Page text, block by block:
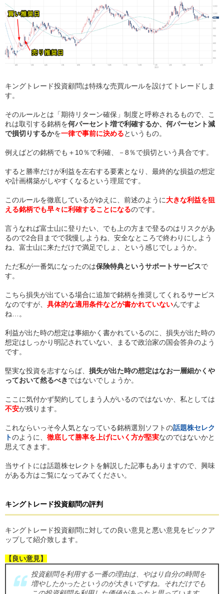
キングトレード投資顧問は特殊な売買ルールを設けてトレードしま
す。
そのルールとは「期待リターン確保」制度と呼称されるもので、こ
れは取引する銘柄を何パーセント増で利確するか、何パーセント減
で損切りするかを一律で事前に決めるというもの。
例えばどの銘柄でも＋10％で利確、－8％で損切という具合です。
すると勝率だけが利益を左右する要素となり、最終的な損益の想定
や計画構築がしやすくなるという理屈です。
このルールを徹底しているがゆえに、前述のように大きな利益を狙
える銘柄でも早々に利確することになるのです。
言うなれば富士山に登りたい、でも上の方まで登るのはリスクがあ
るので2合目までで我慢しようね、安全なところで終わりにしよう
ね、富士山に来ただけで満足でしょ、という感じでしょうか。
ただ私が一番気になったのは保険特典というサポートサービスで
す。
こちら損失が出ている場合に追加で銘柄を推奨してくれるサービス
なのですが、 具体的な適用条件などが書かれていないんですよ
ね…。
利益が出た時の想定は事細かく書かれているのに、損失が出た時の
想定はしっかり明記されていない、まるで政治家の国会答弁のよう
です。
堅実な投資を志すならば、 損失が出た時の想定はなお一層細かくや
っておいて然るべきではないでしょうか。
ここに気付かず契約してしまう人がいるのではないか、私としては
不安が残ります。
これならいっそ今人気となっている銘柄選別ソフトの話題株セレク
トのように、 徹底して勝率を上げにいく方が堅実なのではないかと
思えてきます。
当サイトには話題株セレクトを解説した記事もありますので、興味
がある方はご覧になってみてください。
キングトレード投資顧問の評判
キングトレード投資顧問に対しての良い意見と悪い意見をピックア
ップして紹介致します。
【良い意見】
投資顧問を利用する一番の理由は、やはり自分の時間を
増やしたかったというのが大きいですね。それだけでも